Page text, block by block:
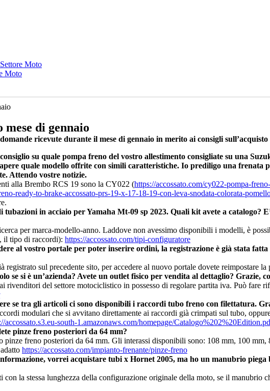
mese di gennaio
ricevute durante il mese di gennaio in merito ai consigli
su quale pompa freno del vostro allestimento consigliate su una
quale modello offrite con simili caratteristiche. Io prediligo una frenata
Attendo vostre notizie.
alla Brembo RCS 19 sono la CY022 (https://accossato.com/cy022-pompa-
ready-to-brake-accossato-prs-19-x-17-18-19-con-leva-snodata-colorata-
in acciaio per Yamaha Mt-09 sp 2023. Quali kit avete a catalogo?
per marca-modello-anno. Laddove non avessimo disponibili i modelli, è
il tipo di raccordi): https://accossato.com/tipi-configuratore
al vostro portale per poter inserire ordini, la registrazione è già stata
sul precedente sito, per accedere al nuovo portale dovete reimpostare la
se si è un’azienda? Avete un outlet fisico per vendita al dettaglio? Grazie,
rivenditori del settore motociclistico in possesso di regolare partita iva. Può fare
se tra gli articoli ci sono disponibili i raccordi tubo freno con filettatura.
modulari che si avvitano direttamente ai raccordi già crimpati sul tubo,
accossato.s3.eu-south-1.amazonaws.com/homepage/
pinze freno posteriori da 64 mm?
pinze freno posteriori da 64 mm. Gli interassi disponibili sono: 108 mm, 100
https://accossato.com/impianto-frenante/pinze-freno
vorrei acquistare tubi x Hornet 2005, ma ho un manubrio
la stessa lunghezza della configurazione originale della moto, se il manubrio